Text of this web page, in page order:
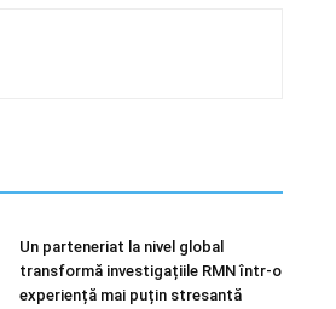
Un parteneriat la nivel global
transformă investigațiile RMN într-o
experiență mai puțin stresantă